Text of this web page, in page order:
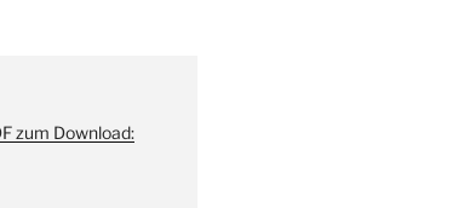
zum Download: